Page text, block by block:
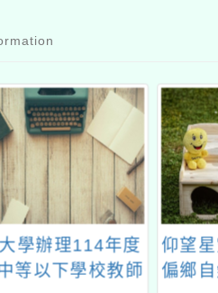
學辦理114年度
等以下學校教師
仰望
偏鄉